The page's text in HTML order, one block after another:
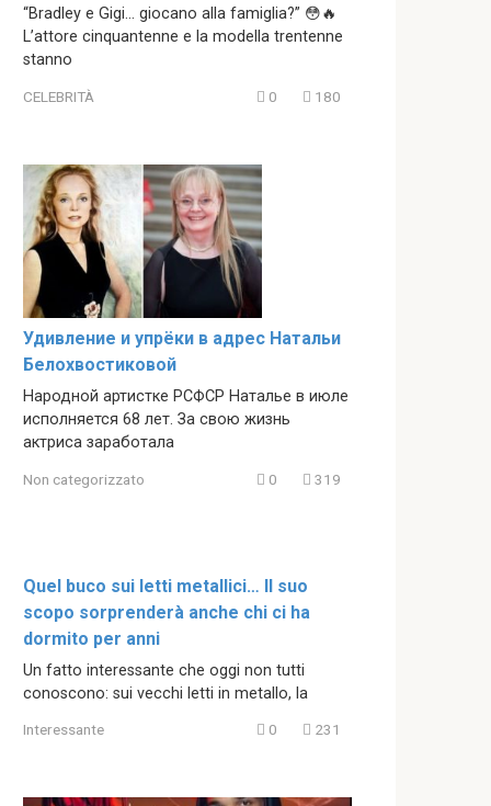
“Bradley e Gigi… giocano alla famiglia?” 😳🔥
L’attore cinquantenne e la modella trentenne
stanno
CELEBRITÀ 0 180
Удивление и упрёки в адрес Натальи
Белохвостиковой
Народной артистке РСФСР Наталье в июле
исполняется 68 лет. За свою жизнь
актриса заработала
Non categorizzato 0 319
Quel buco sui letti metallici… Il suo
scopo sorprenderà anche chi ci ha
dormito per anni
Un fatto interessante che oggi non tutti
conoscono: sui vecchi letti in metallo, la
Interessante 0 231